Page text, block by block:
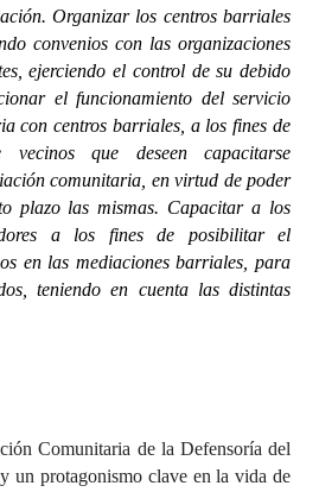
Organizar los centros barriales
convenios con las organizaciones
ejerciendo el control de su debido
el funcionamiento del servicio
con centros barriales, a los fines de
que deseen capacitarse
comunitaria, en virtud de poder
plazo las mismas. Capacitar a los
a los fines de posibilitar el
en las mediaciones barriales, para
teniendo en cuenta las distintas
Comunitaria de la Defensoría del
un protagonismo clave en la vida de